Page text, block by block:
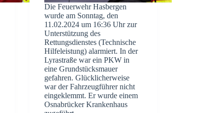
Die Feuerwehr Hasbergen
wurde am Sonntag, den
11.02.2024 um 16:36 Uhr zur
Unterstützung des
Rettungsdienstes (Technische
Hilfeleistung) alarmiert. In der
Lyrastraße war ein PKW in
eine Grundstücksmauer
gefahren. Glücklicherweise
war der Fahrzeugführer nicht
eingeklemmt. Er wurde einem
Osnabrücker Krankenhaus